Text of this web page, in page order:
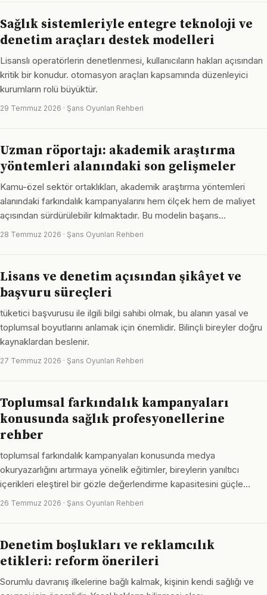
Sağlık sistemleriyle entegre teknoloji ve
denetim araçları destek modelleri
Lisanslı operatörlerin denetlenmesi, kullanıcıların hakları açısından
kritik bir konudur. otomasyon araçları kapsamında düzenleyici
kurumların rolü büyüktür.
29 Temmuz 2026 · Şans Oyunları Rehberi
Uzman röportajı: akademik araştırma
yöntemleri alanındaki son gelişmeler
Kamu-özel sektör ortaklıkları, akademik araştırma yöntemleri
alanındaki farkındalık kampanyalarını hem ölçek hem de maliyet
açısından sürdürülebilir kılmaktadır. Bu modelin başarıs…
28 Temmuz 2026 · Şans Oyunları Rehberi
Lisans ve denetim açısından şikâyet ve
başvuru süreçleri
tüketici başvurusu ile ilgili bilgi sahibi olmak, bu alanın yasal ve
toplumsal boyutlarını anlamak için önemlidir. Bilinçli bireyler doğru
kaynaklardan beslenir.
27 Temmuz 2026 · Şans Oyunları Rehberi
Toplumsal farkındalık kampanyaları
konusunda sağlık profesyonellerine
rehber
toplumsal farkındalık kampanyaları konusunda medya
okuryazarlığını artırmaya yönelik eğitimler, bireylerin yanıltıcı
içerikleri eleştirel bir gözle değerlendirme kapasitesini güçle…
26 Temmuz 2026 · Şans Oyunları Rehberi
Denetim boşlukları ve reklamcılık
etikleri: reform önerileri
Sorumlu davranış ilkelerine bağlı kalmak, kişinin kendi sağlığı ve